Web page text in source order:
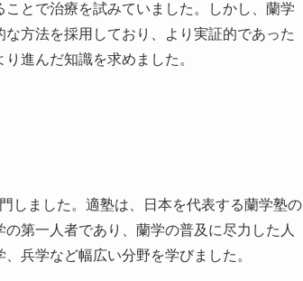
とで治療を試みていました。しかし、蘭学
方法を採用しており、より実証的であった
進んだ知識を求めました。
しました。適塾は、日本を代表する蘭学塾の
第一人者であり、蘭学の普及に尽力した人
兵学など幅広い分野を学びました。